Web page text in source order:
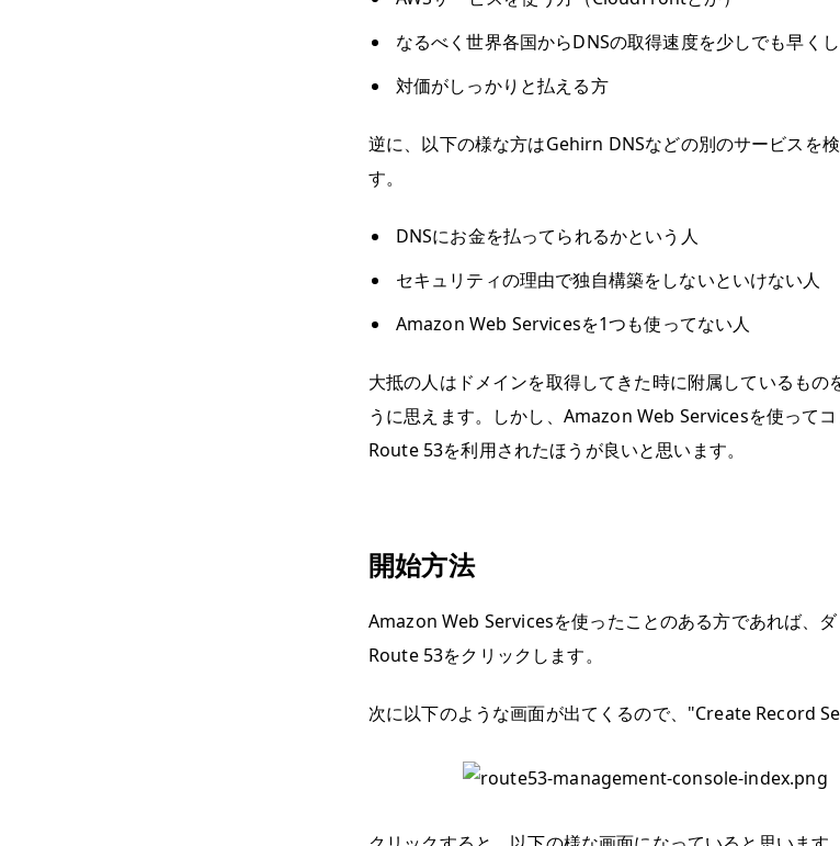
なるべく世界各国からDNSの取得速度を少しでも早く
対価がしっかりと払える方
逆に、以下の様な方はGehirn DNSなどの別のサービスを
す。
DNSにお金を払ってられるかという人
セキュリティの理由で独自構築をしないといけない人
Amazon Web Servicesを1つも使ってない人
大抵の人はドメインを取得してきた時に附属しているもの
うに思えます。しかし、Amazon Web Servicesを使って
Route 53を利用されたほうが良いと思います。
開始方法
Amazon Web Servicesを使ったことのある方であれば、ダ
Route 53をクリックします。
次に以下のような画面が出てくるので、"Create Record